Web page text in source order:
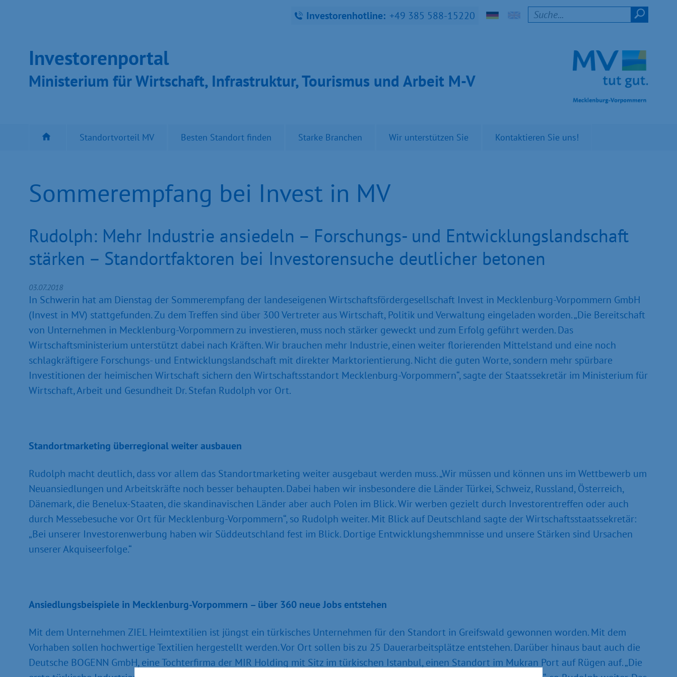
Investorenhotline: +49 385 588-15220
Inves­toren­por­tal
Ministeri­um für Wirt­schaft, Infra­struk­tur, Tou­ris­mus und Ar­beit M-V
Standortvorteil MV Besten Standort finden Starke Branchen Wir unterstützen Sie Kontaktieren Sie uns!
Sommerempfang bei Invest in MV
Rudolph: Mehr Industrie ansiedeln – Forschungs- und Entwicklungslandschaft
stärken – Standortfaktoren bei Investorensuche deutlicher betonen
03.07.2018
In Schwerin hat am Dienstag der Sommerempfang der landeseigenen Wirtschaftsfördergesellschaft Invest in Mecklenburg-Vorpommern GmbH
(Invest in MV) stattgefunden. Zu dem Treffen sind über 300 Vertreter aus Wirtschaft, Politik und Verwaltung eingeladen worden. „Die Bereitschaft
von Unternehmen in Mecklenburg-Vorpommern zu investieren, muss noch stärker geweckt und zum Erfolg geführt werden. Das
Wirtschaftsministerium unterstützt dabei nach Kräften. Wir brauchen mehr Industrie, einen weiter florierenden Mittelstand und eine noch
schlagkräftigere Forschungs- und Entwicklungslandschaft mit direkter Marktorientierung. Nicht die guten Worte, sondern mehr spürbare
Investitionen der heimischen Wirtschaft sichern den Wirtschaftsstandort Mecklenburg-Vorpommern“, sagte der Staatssekretär im Ministerium für
Wirtschaft, Arbeit und Gesundheit Dr. Stefan Rudolph vor Ort.
Standortmarketing überregional weiter ausbauen
Rudolph macht deutlich, dass vor allem das Standortmarketing weiter ausgebaut werden muss. „Wir müssen und können uns im Wettbewerb um
Neuansiedlungen und Arbeitskräfte noch besser behaupten. Dabei haben wir insbesondere die Länder Türkei, Schweiz, Russland, Österreich,
Dänemark, die Benelux-Staaten, die skandinavischen Länder aber auch Polen im Blick. Wir werben gezielt durch Investorentreffen oder auch
durch Messebesuche vor Ort für Mecklenburg-Vorpommern“, so Rudolph weiter. Mit Blick auf Deutschland sagte der Wirtschaftsstaatssekretär:
„Bei unserer Investorenwerbung haben wir Süddeutschland fest im Blick. Dortige Entwicklungshemmnisse und unsere Stärken sind Ursachen
unserer Akquiseerfolge.“
Ansiedlungsbeispiele in Mecklenburg-Vorpommern – über 360 neue Jobs entstehen
Mit dem Unternehmen ZIEL Heimtextilien ist jüngst ein türkisches Unternehmen für den Standort in Greifswald gewonnen worden. Mit dem
Vorhaben sollen hochwertige Textilien hergestellt werden. Vor Ort sollen bis zu 25 Dauerarbeitsplätze entstehen. Darüber hinaus baut auch die
Deutsche BOGENN GmbH, eine Tochterfirma der MIR Holding mit Sitz im türkischen Istanbul, einen Standort im Mukran Port auf Rügen auf. „Die